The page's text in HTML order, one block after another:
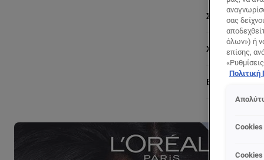
Συστατικά
Χρήση
EcoBeautyScore
σας
όλων») ή
επίσης,